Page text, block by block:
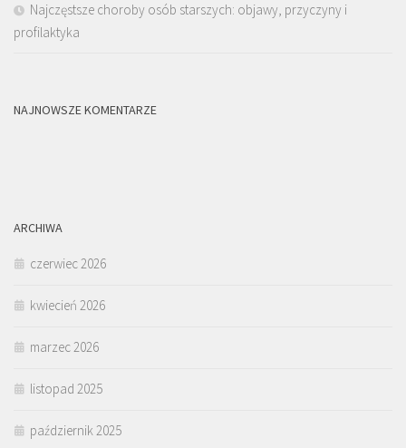
Najczęstsze choroby osób starszych: objawy, przyczyny i
profilaktyka
NAJNOWSZE KOMENTARZE
ARCHIWA
czerwiec 2026
kwiecień 2026
marzec 2026
listopad 2025
październik 2025